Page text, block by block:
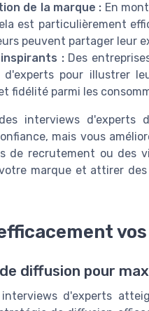
de la marque : En
est particulièrement
peuvent partager leur
inspirants :Des
d'experts pour illustrer
fidélité parmi les
interviews d'experts
mais vous
de recrutement ou des
marque et attirer
diffusion pour
d'experts